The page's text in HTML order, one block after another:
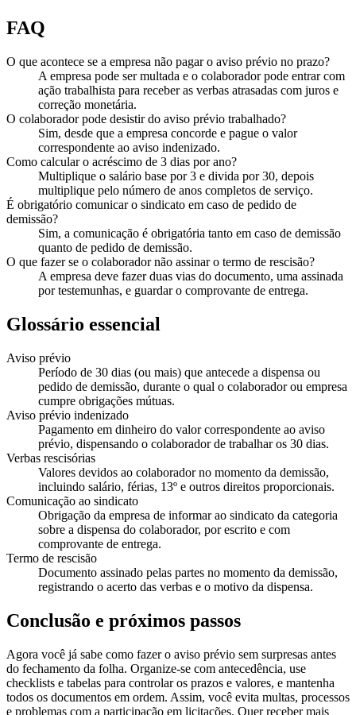
FAQ
O que acontece se a empresa não pagar o aviso prévio no prazo?
A empresa pode ser multada e o colaborador pode entrar com
ação trabalhista para receber as verbas atrasadas com juros e
correção monetária.
O colaborador pode desistir do aviso prévio trabalhado?
Sim, desde que a empresa concorde e pague o valor
correspondente ao aviso indenizado.
Como calcular o acréscimo de 3 dias por ano?
Multiplique o salário base por 3 e divida por 30, depois
multiplique pelo número de anos completos de serviço.
É obrigatório comunicar o sindicato em caso de pedido de
demissão?
Sim, a comunicação é obrigatória tanto em caso de demissão
quanto de pedido de demissão.
O que fazer se o colaborador não assinar o termo de rescisão?
A empresa deve fazer duas vias do documento, uma assinada
por testemunhas, e guardar o comprovante de entrega.
Glossário essencial
Aviso prévio
Período de 30 dias (ou mais) que antecede a dispensa ou
pedido de demissão, durante o qual o colaborador ou empresa
cumpre obrigações mútuas.
Aviso prévio indenizado
Pagamento em dinheiro do valor correspondente ao aviso
prévio, dispensando o colaborador de trabalhar os 30 dias.
Verbas rescisórias
Valores devidos ao colaborador no momento da demissão,
incluindo salário, férias, 13º e outros direitos proporcionais.
Comunicação ao sindicato
Obrigação da empresa de informar ao sindicato da categoria
sobre a dispensa do colaborador, por escrito e com
comprovante de entrega.
Termo de rescisão
Documento assinado pelas partes no momento da demissão,
registrando o acerto das verbas e o motivo da dispensa.
Conclusão e próximos passos
Agora você já sabe como fazer o aviso prévio sem surpresas antes
do fechamento da folha. Organize-se com antecedência, use
checklists e tabelas para controlar os prazos e valores, e mantenha
todos os documentos em ordem. Assim, você evita multas, processos
e problemas com a participação em licitações. Quer receber mais